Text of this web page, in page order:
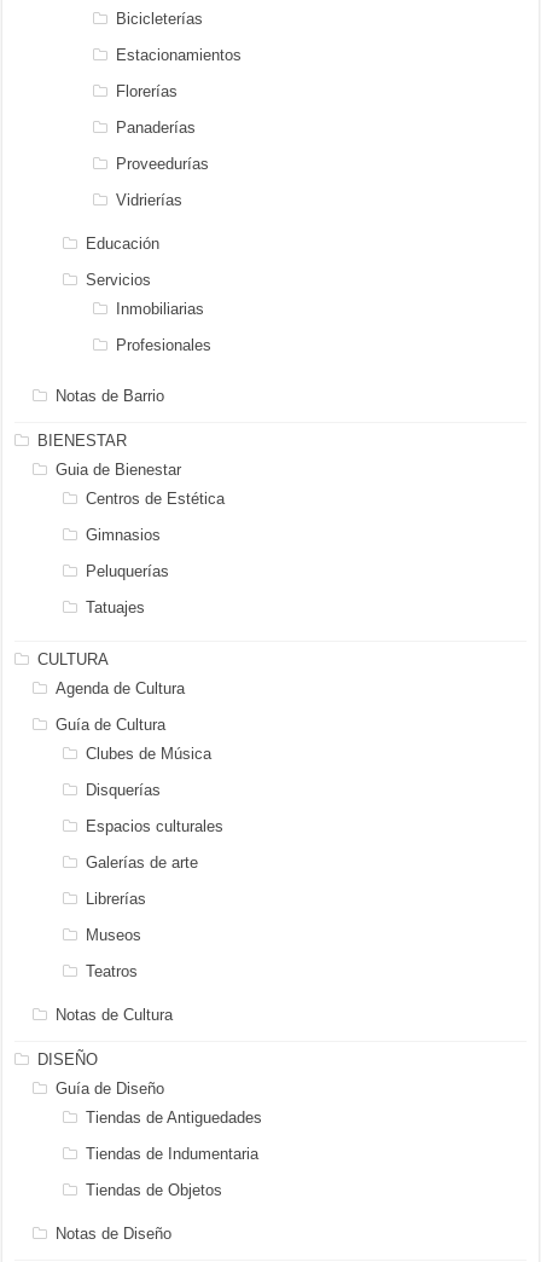
Bicicleterías
Estacionamientos
Florerías
Panaderías
Proveedurías
Vidrierías
Educación
Servicios
Inmobiliarias
Profesionales
Notas de Barrio
BIENESTAR
Guia de Bienestar
Centros de Estética
Gimnasios
Peluquerías
Tatuajes
CULTURA
Agenda de Cultura
Guía de Cultura
Clubes de Música
Disquerías
Espacios culturales
Galerías de arte
Librerías
Museos
Teatros
Notas de Cultura
DISEÑO
Guía de Diseño
Tiendas de Antiguedades
Tiendas de Indumentaria
Tiendas de Objetos
Notas de Diseño